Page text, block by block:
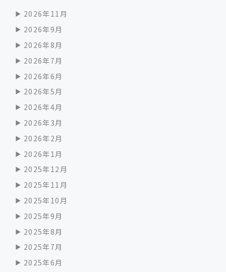
2026年11月
2026年9月
2026年8月
2026年7月
2026年6月
2026年5月
2026年4月
2026年3月
2026年2月
2026年1月
2025年12月
2025年11月
2025年10月
2025年9月
2025年8月
2025年7月
2025年6月